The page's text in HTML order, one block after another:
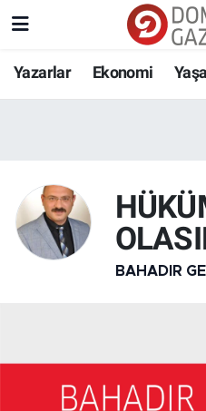
Yazarlar Ekonomi
BAHADIR